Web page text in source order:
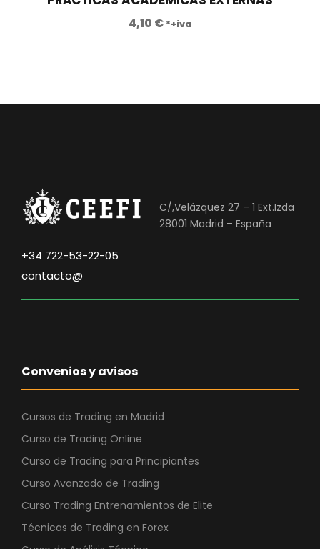
8
0
.
4,10 € *+iva
C/,Velázquez 27 – 1 Ext.Izda
28001 Madrid – España
+34 722-53-22-05
contacto@
Convenios y avisos
Cursos de Trading en Madrid
Curso de Trading Online
Curso de Trading para Principiantes
Curso Avanzado de Trading
Curso Trading Entrenamientos de Elite
Técnicas de Trading en Forex